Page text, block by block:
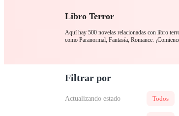
RomanceHombre lobo
Libro Terror
Aquí hay 500 novelas relacionadas con libro
como Paranormal, Fantasía, Romance.
Filtrar por
Actualizando estado Todos